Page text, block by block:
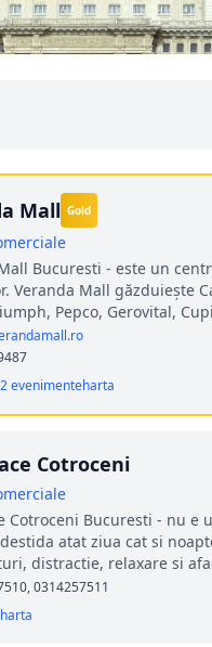
Mall Gold
Bucuresti - este un
Veranda Mall găzduiește
Pepco, Gerovital,
2 evenimenteharta
Cotroceni
Cotroceni Bucuresti - nu
atat ziua cat si
distractie, relaxare si
0314257511
harta